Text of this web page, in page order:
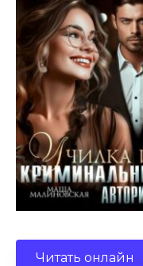
Читать онлайн